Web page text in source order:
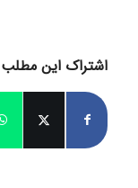
اشتراک این مطلب